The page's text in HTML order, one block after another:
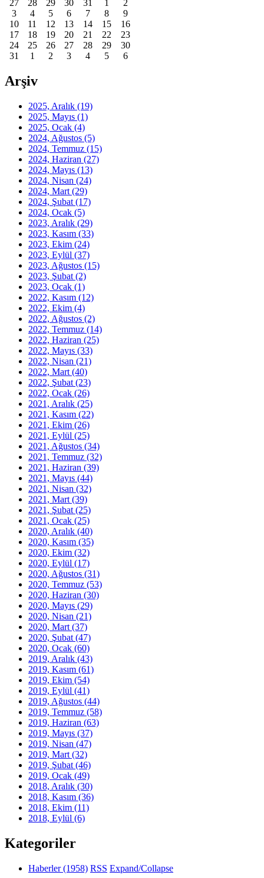
27
28 29 30 31 1
2
3
4 5 6 7 8
9
10
11 12 13 14 15
16
17
18 19 20 21 22
23
24
25 26 27 28 29
30
31
1 2 3 4 5 6
Arşiv
2025, Aralık (19)
2025, Mayıs (1)
2025, Ocak (4)
2024, Ağustos (5)
2024, Temmuz (15)
2024, Haziran (27)
2024, Mayıs (13)
2024, Nisan (24)
2024, Mart (29)
2024, Şubat (17)
2024, Ocak (5)
2023, Aralık (29)
2023, Kasım (33)
2023, Ekim (24)
2023, Eylül (37)
2023, Ağustos (15)
2023, Şubat (2)
2023, Ocak (1)
2022, Kasım (12)
2022, Ekim (4)
2022, Ağustos (2)
2022, Temmuz (14)
2022, Haziran (25)
2022, Mayıs (33)
2022, Nisan (21)
2022, Mart (40)
2022, Şubat (23)
2022, Ocak (26)
2021, Aralık (25)
2021, Kasım (22)
2021, Ekim (26)
2021, Eylül (25)
2021, Ağustos (34)
2021, Temmuz (32)
2021, Haziran (39)
2021, Mayıs (44)
2021, Nisan (32)
2021, Mart (39)
2021, Şubat (25)
2021, Ocak (25)
2020, Aralık (40)
2020, Kasım (35)
2020, Ekim (32)
2020, Eylül (17)
2020, Ağustos (31)
2020, Temmuz (53)
2020, Haziran (30)
2020, Mayıs (29)
2020, Nisan (21)
2020, Mart (37)
2020, Şubat (47)
2020, Ocak (60)
2019, Aralık (43)
2019, Kasım (61)
2019, Ekim (54)
2019, Eylül (41)
2019, Ağustos (44)
2019, Temmuz (58)
2019, Haziran (63)
2019, Mayıs (37)
2019, Nisan (47)
2019, Mart (32)
2019, Şubat (46)
2019, Ocak (49)
2018, Aralık (30)
2018, Kasım (36)
2018, Ekim (11)
2018, Eylül (6)
Kategoriler
Haberler(1958) RSS Expand/Collapse